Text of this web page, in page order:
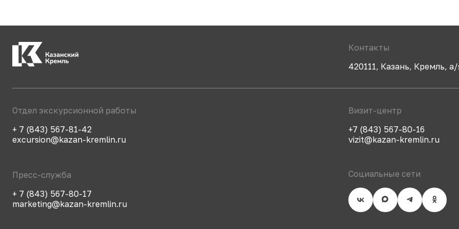
Контакты
420111, Казань, Кремль, а/
Визит-центр
+7 (843) 567-80-16
vizit@kazan-kremlin.ru
Отдел экскурсионной работы
+ 7 (843) 567-81-42
excursion@kazan-kremlin.ru
Пресс-служба
+ 7 (843) 567-80-17
marketing@kazan-kremlin.ru
Социальные сети